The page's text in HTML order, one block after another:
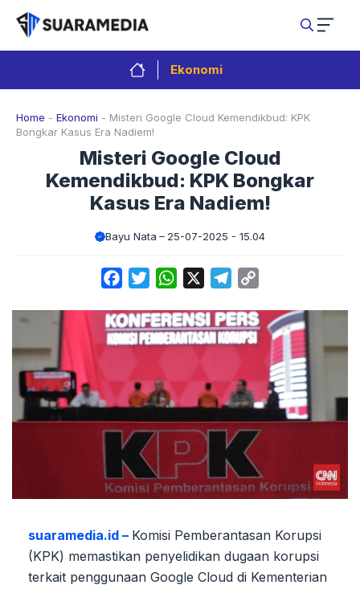
Langsung
isi
Ekonomi
Home - Ekonomi - Misteri Google Cloud Kemendikbud: KPK
Bongkar Kasus Era Nadiem!
Misteri Google Cloud
Kemendikbud: KPK Bongkar
Kasus Era Nadiem!
Bayu Nata 25-07-2025 - 15.04
FacebookTwitterWhatsApp Telegram
suaramedia.id – Komisi Pemberantasan Korupsi
(KPK) memastikan penyelidikan dugaan korupsi
terkait penggunaan Google Cloud di Kementerian